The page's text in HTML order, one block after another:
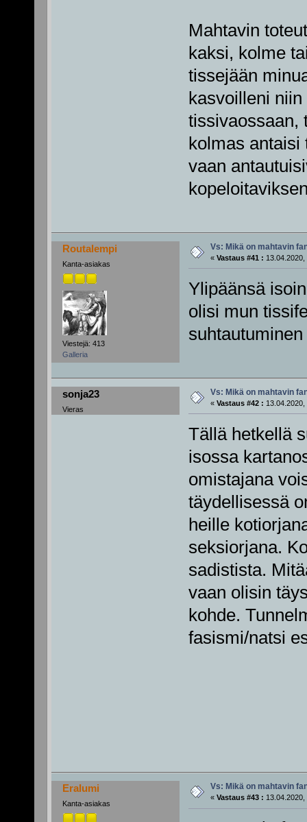
Mahtavin
kaksi, kolme
tissejään
kasvoilleni
tissivaossaan,
kolmas antaisi
vaan
Routalempi
Kanta-asiakas
Viestejä: 413
Galleria
Vs: Mikä on mahtavin
« Vastaus #41 : 13.04.2020,
Ylipäänsä
olisi mun
sonja23
Vieras
Vs: Mikä on mahtavin
« Vastaus #42 : 13.04.2020,
Tällä hetkellä
isossa
omistajana
täydellisessä
heille
seksiorjana.
sadistista.
vaan olisin
kohde.
fasismi/natsi
Eralumi
Kanta-asiakas
Vs: Mikä on mahtavin
« Vastaus #43 : 13.04.2020,